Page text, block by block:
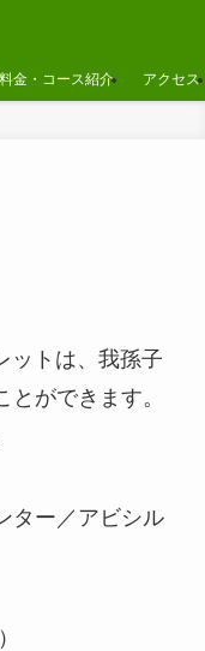
料金・コース紹介 アクセス
ットは、我孫子
ができます。
ター／アビシル